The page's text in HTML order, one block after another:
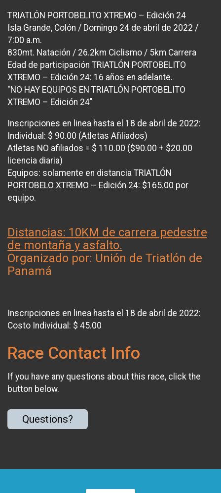
TRIATLÓN PORTOBELITO XTREMO – Edición 24
Isla Grande, Colón / Domingo 24 de abril de 2022 /
7:00 a.m.
830mt. Natación / 26.2km Ciclismo / 5km Carrera
Edad de participación TRIATLÓN PORTOBELITO
XTREMO – Edición 24: 16 años en adelante.
"NO HAY EQUIPOS EN TRIATLÓN PORTOBELITO
XTREMO – Edición 24"
Inscripciones en linea hasta el 18 de abril de 2022:
Individual: $ 90.00 (Atletas Afiliados)
Atletas NO afiliados = $ 110.00 ($90.00 + $20.00
licencia diaria)
Equipos: solamente en distancia TRIATLÓN
PORTOBELO XTREMO – Edición 24: $165.00 por
equipo.
Distancias: 10KM de carrera pedestre
de montaña y asfalto.
Organizado por: Unión de Triatlón de
Panamá
Inscripciones en linea hasta el 18 de abril de 2022:
Costo Individual: $ 45.00
Race Contact Info
If you have any questions about this race, click the
button below.
Questions?